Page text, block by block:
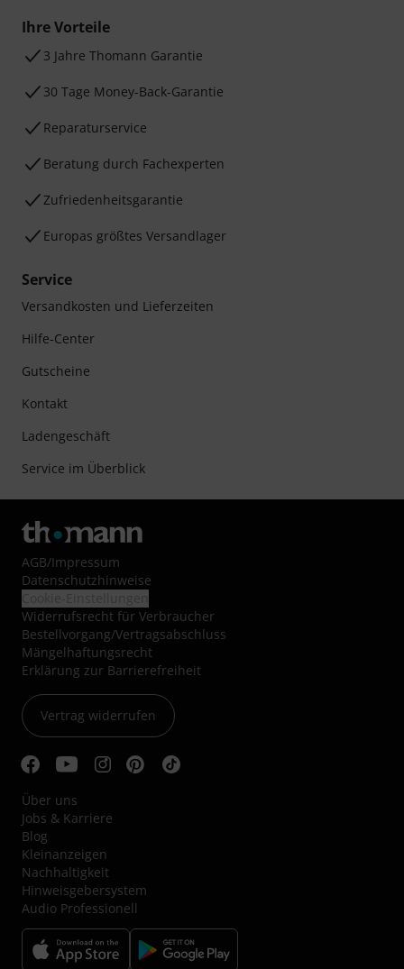
Ihre Vorteile
3 Jahre Thomann Garantie
30 Tage Money-Back-Garantie
Reparaturservice
Beratung durch Fachexperten
Zufriedenheitsgarantie
Europas größtes Versandlager
Service
Versandkosten und Lieferzeiten
Hilfe-Center
Gutscheine
Kontakt
Ladengeschäft
Service im Überblick
AGB/Impressum
Datenschutzhinweise
Widerrufsrecht für Verbraucher
Bestellvorgang/Vertragsabschluss
Mängelhaftungsrecht
Erklärung zur Barrierefreiheit
Vertrag widerrufen
Über uns
Jobs & Karriere
Blog
Kleinanzeigen
Nachhaltigkeit
Hinweisgebersystem
Audio Professionell